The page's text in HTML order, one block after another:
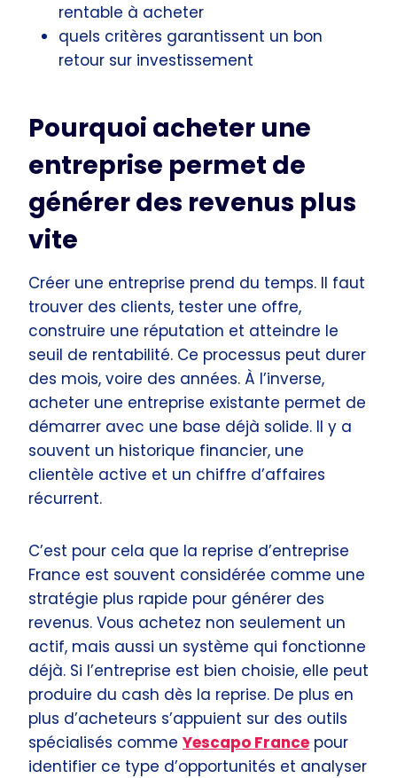
rentable à acheter
quels critères garantissent un bon
retour sur investissement
Pourquoi acheter une
entreprise permet de
générer des revenus plus
vite
Créer une entreprise prend du temps. Il faut
trouver des clients, tester une offre,
construire une réputation et atteindre le
seuil de rentabilité. Ce processus peut durer
des mois, voire des années. À l’inverse,
acheter une entreprise existante permet de
démarrer avec une base déjà solide. Il y a
souvent un historique financier, une
clientèle active et un chiffre d’affaires
récurrent.
C’est pour cela que la reprise d’entreprise
France est souvent considérée comme une
stratégie plus rapide pour générer des
revenus. Vous achetez non seulement un
actif, mais aussi un système qui fonctionne
déjà. Si l’entreprise est bien choisie, elle peut
produire du cash dès la reprise. De plus en
plus d’acheteurs s’appuient sur des outils
spécialisés comme Yescapo France pour
identifier ce type d’opportunités et analyser